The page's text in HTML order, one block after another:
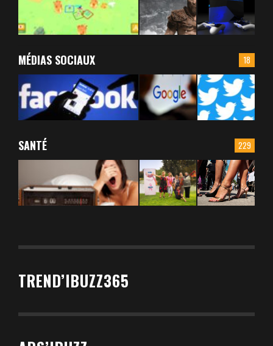
18
MÉDIAS SOCIAUX
229
SANTÉ
TREND’IBUZZ365